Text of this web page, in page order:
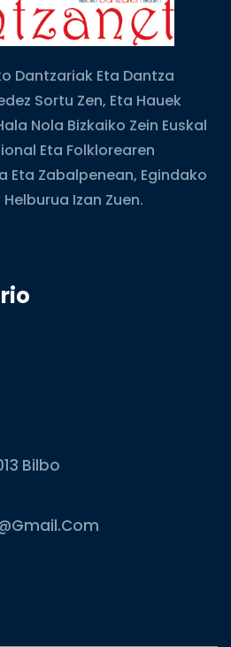
Dantzariak Eta Dantza
Sortu Zen, Eta Hauek
Nola Bizkaiko Zein Euskal
Eta Folklorearen
Eta Zabalpenean, Egindako
Izan Zuen.
Bilbo